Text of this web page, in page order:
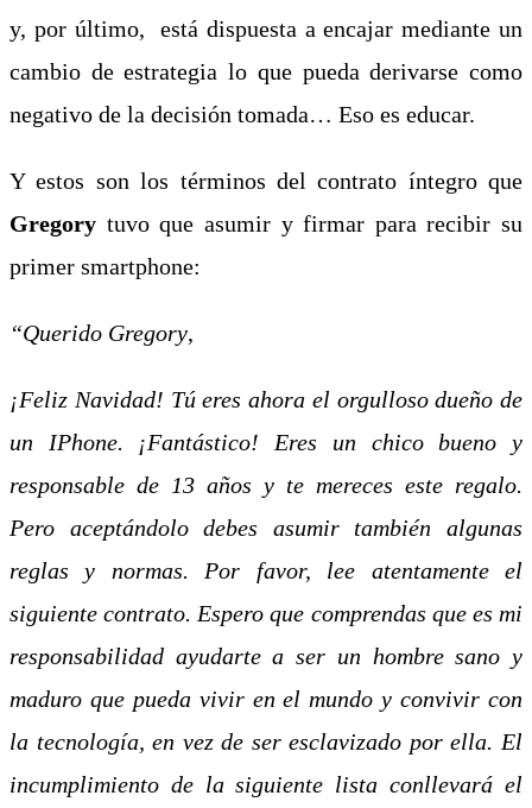
y, por último, está dispuesta a encajar mediante un
cambio de estrategia lo que pueda derivarse como
negativo de la decisión tomada… Eso es educar.
Y estos son los términos del contrato íntegro que
Gregory tuvo que asumir y firmar para recibir su
primer smartphone:
“Querido Gregory,
¡Feliz Navidad! Tú eres ahora el orgulloso dueño de
un IPhone. ¡Fantástico! Eres un chico bueno y
responsable de 13 años y te mereces este regalo.
Pero aceptándolo debes asumir también algunas
reglas y normas. Por favor, lee atentamente el
siguiente contrato. Espero que comprendas que es mi
responsabilidad ayudarte a ser un hombre sano y
maduro que pueda vivir en el mundo y convivir con
la tecnología, en vez de ser esclavizado por ella. El
incumplimiento de la siguiente lista conllevará el